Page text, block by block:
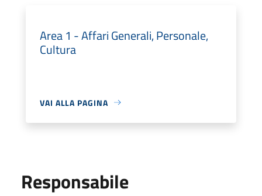
Area 1 - Affari Generali, Personale,
Cultura
VAI ALLA PAGINA
Responsabile